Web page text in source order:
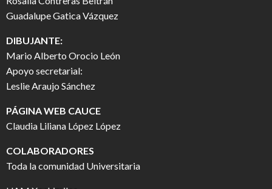
Guadalupe Gatica Vázquez
DIBUJANTE:
Mario Alberto Orocio León
Apoyo secretarial:
Leslie Araujo Sánchez
PÁGINA WEB CAUCE
Claudia Liliana López López
COLABORADORES
Toda la comunidad Universitaria